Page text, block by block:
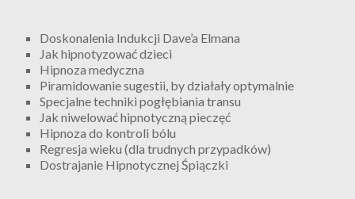
Doskonalenia Indukcji Dave’a Elmana
Jak hipnotyzować dzieci
Hipnoza medyczna
Piramidowanie sugestii, by działały optymalnie
Specjalne techniki pogłębiania transu
Jak niwelować hipnotyczną pieczęć
Hipnoza do kontroli bólu
Regresja wieku (dla trudnych przypadków)
Dostrajanie Hipnotycznej Śpiączki